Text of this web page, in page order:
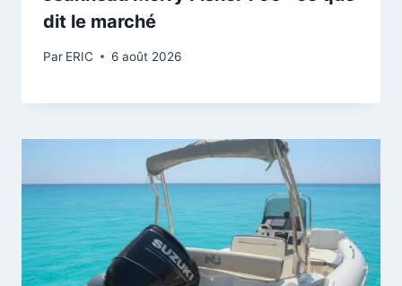
dit le marché
Par ERIC 6 août 2026